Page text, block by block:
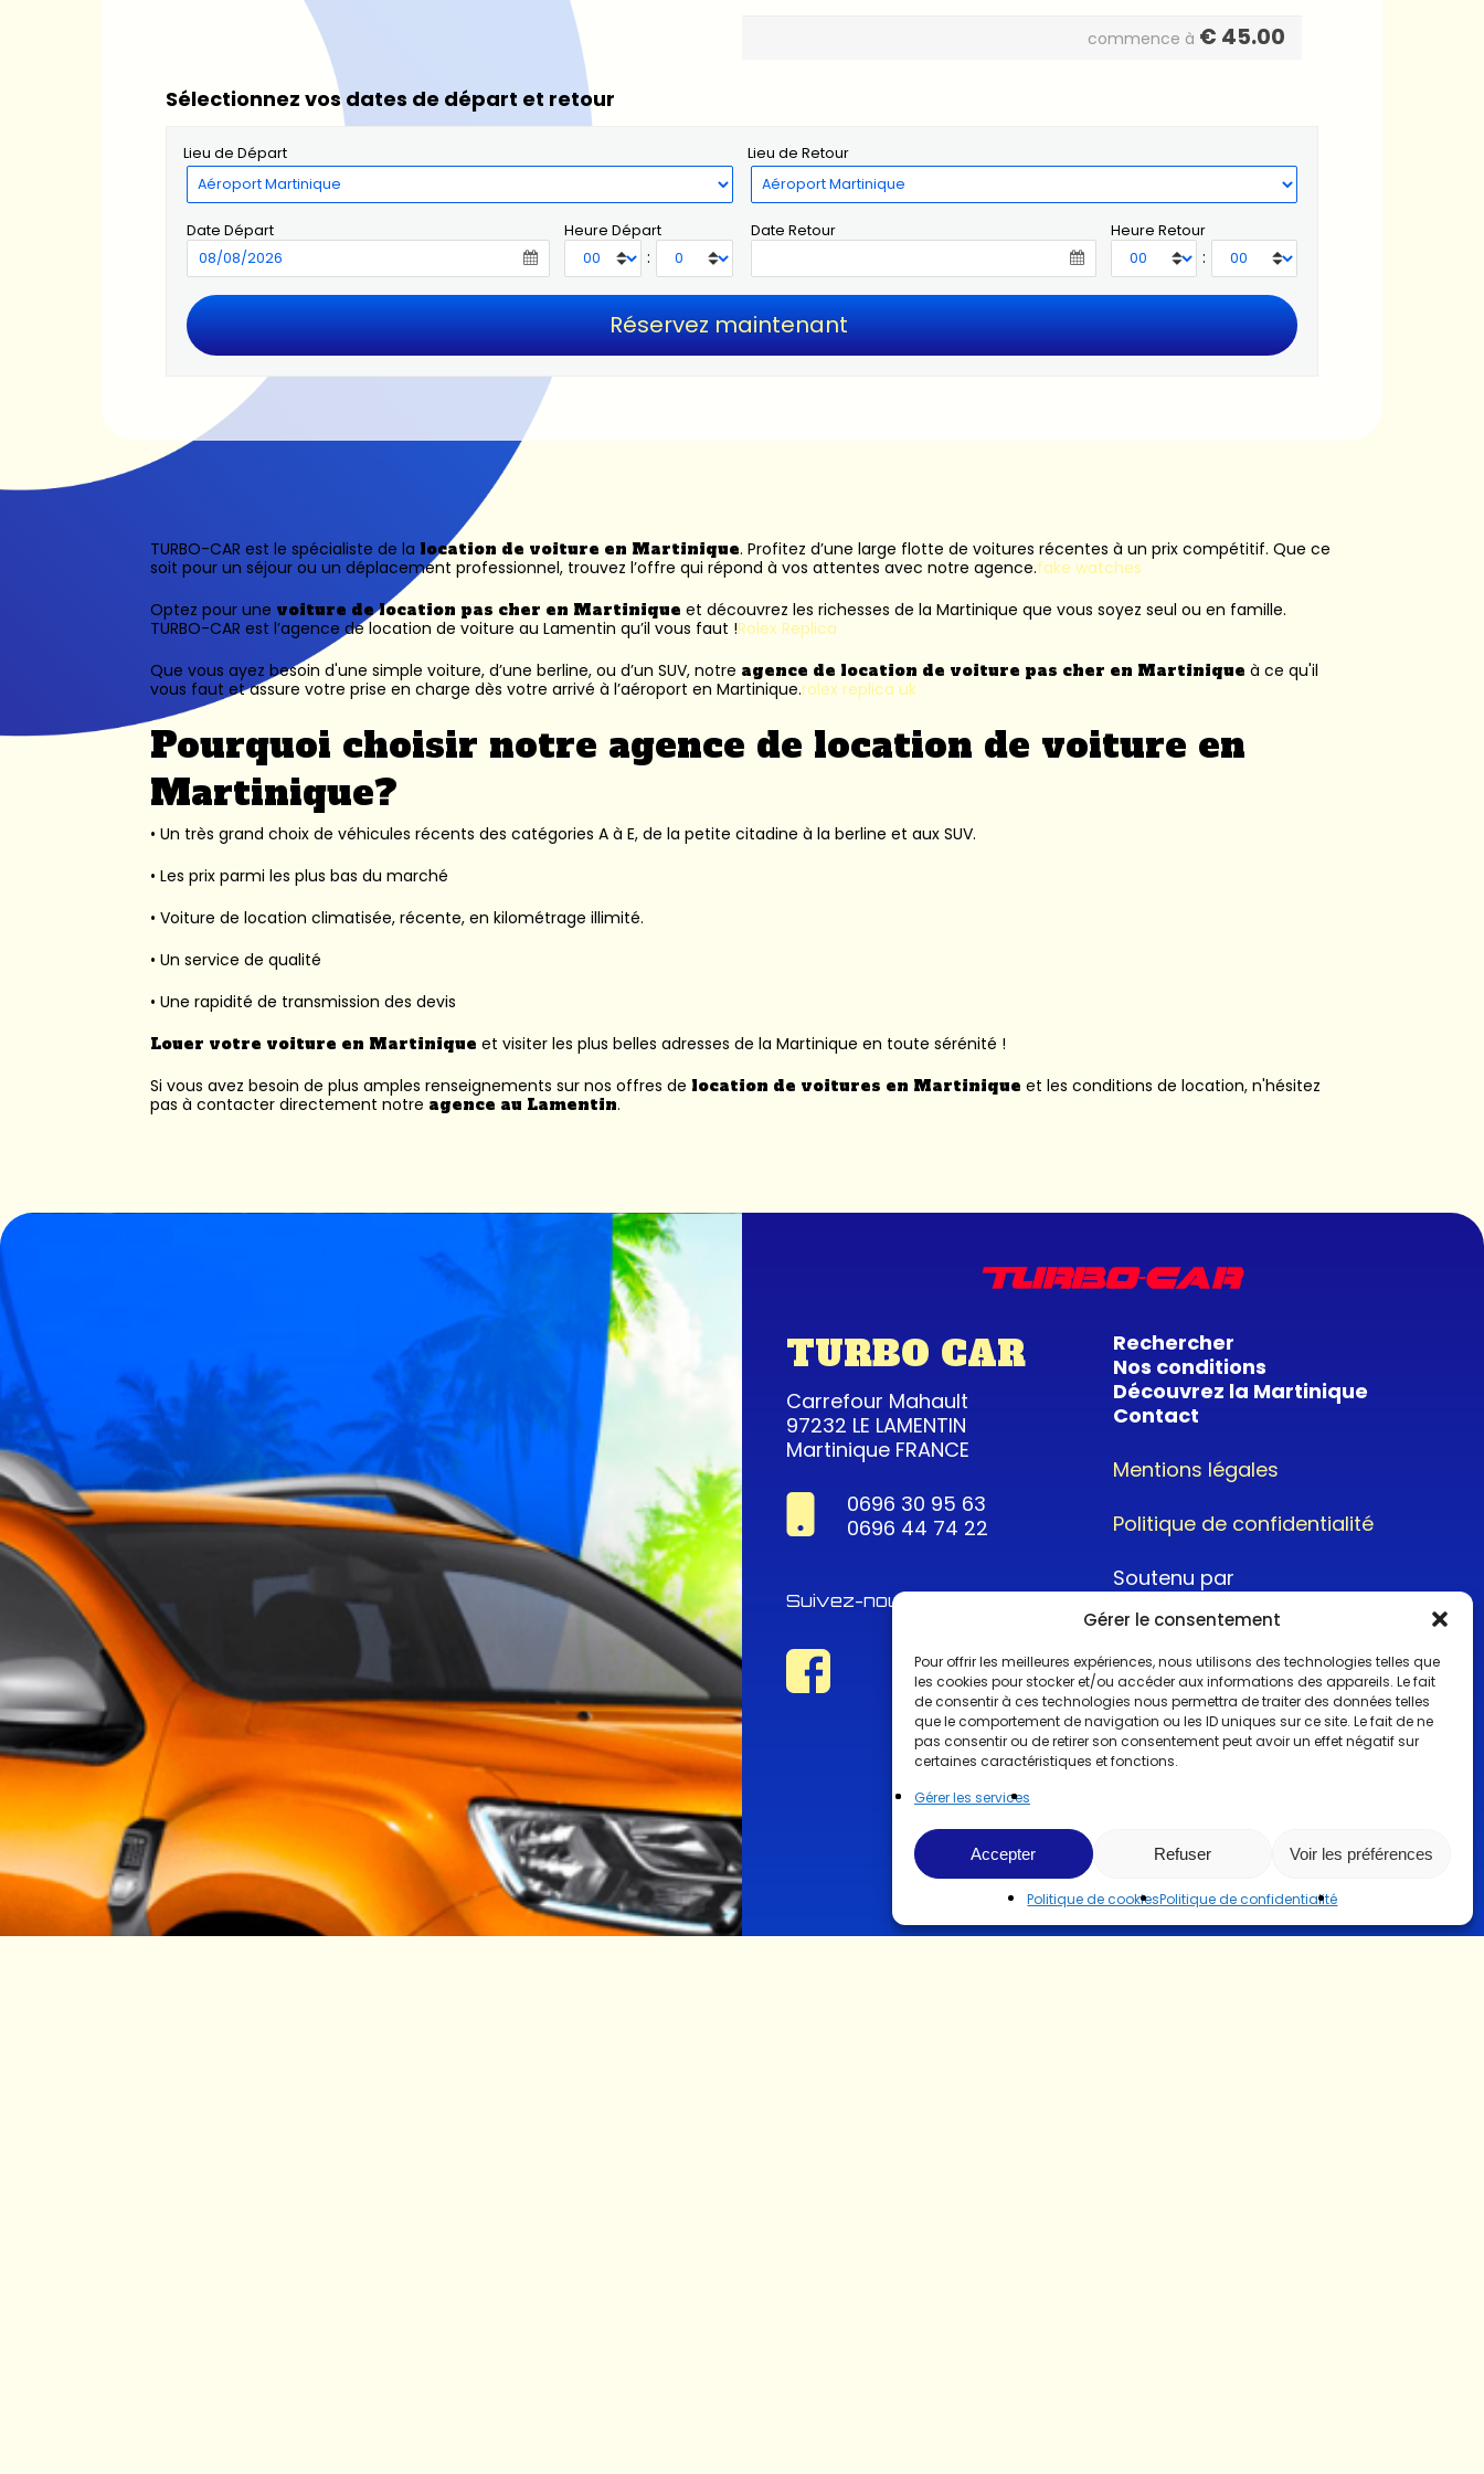
Gérer le consentement
Pour offrir les meilleures expériences, nous utilisons des technologies telles que
les cookies pour stocker et/ou accéder aux informations des appareils. Le fait
de consentir à ces technologies nous permettra de traiter des données telles
que le comportement de navigation ou les ID uniques sur ce site. Le fait de ne
pas consentir ou de retirer son consentement peut avoir un effet négatif sur
certaines caractéristiques et fonctions.
Gérer les services
Accepter Refuser Voir les préférences
Politique de cookiesPolitique de confidentialité
commence à € 45.00
Sélectionnez vos dates de départ et retour
Lieu de Départ Lieu de Retour
Date Départ Heure Départ
:
Date Retour Heure Retour
:
TURBO-CAR est le spécialiste de la location de voiture en Martinique. Profitez d’une large flotte de voitures récentes à un prix compétitif. Que ce
soit pour un séjour ou un déplacement professionnel, trouvez l’offre qui répond à vos attentes avec notre agence.fake watches
Optez pour une voiture de location pas cher en Martinique et découvrez les richesses de la Martinique que vous soyez seul ou en famille.
TURBO-CAR est l’agence de location de voiture au Lamentin qu’il vous faut !Rolex Replica
Que vous ayez besoin d'une simple voiture, d’une berline, ou d’un SUV, notre agence de location de voiture pas cher en Martinique à ce qu'il
vous faut et assure votre prise en charge dès votre arrivé à l’aéroport en Martinique.rolex replica uk
Pourquoi choisir notre agence de location de voiture en
Martinique?
• Un très grand choix de véhicules récents des catégories A à E, de la petite citadine à la berline et aux SUV.
• Les prix parmi les plus bas du marché
• Voiture de location climatisée, récente, en kilométrage illimité.
• Un service de qualité
• Une rapidité de transmission des devis
Louer votre voiture en Martinique et visiter les plus belles adresses de la Martinique en toute sérénité !
Si vous avez besoin de plus amples renseignements sur nos offres de location de voitures en Martinique et les conditions de location, n'hésitez
pas à contacter directement notre agence au Lamentin.
TURBO CAR
Carrefour Mahault
97232 LE LAMENTIN
Martinique FRANCE
0696 30 95 63
0696 44 74 22
Suivez-nous !
Rechercher
Nos conditions
Découvrez la Martinique
Contact
Mentions légales
Politique de confidentialité
Soutenu par
@2022CopyrightTurboCar